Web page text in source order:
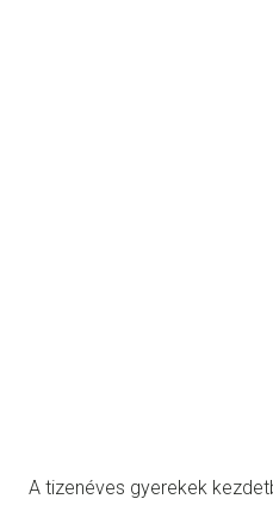
A tizenéves gyerekek